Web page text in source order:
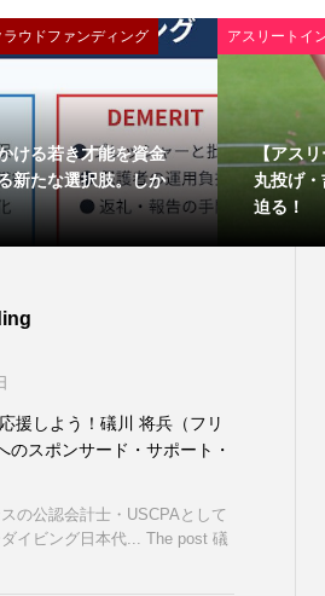
ウドファンディング
ける若き才能を資金
新たな選択肢。しか
アスリートイ
【アス
丸投げ
迫る！
援しよう！礒川 将兵（フリ
のスポンサード・サポート・
の公認会計士・USCPAとして
イビング日本代... The post 礒